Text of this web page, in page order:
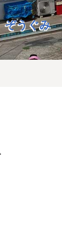
ぞうぐみ